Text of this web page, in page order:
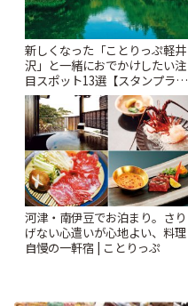
新しくなった「ことりっぷ軽井
沢」と一緒におでかけしたい注
目スポット13選【スタンプラリ
ー開催中】 | ことりっぷ
河津・南伊豆でお泊まり。さり
げない心遣いが心地よい、料理
自慢の一軒宿 | ことりっぷ